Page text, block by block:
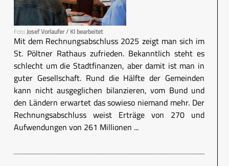
FotoJosef Vorlaufer / KI bearbeitet
Mit dem Rechnungsabschluss 2025 zeigt man sich im
St. Pöltner Rathaus zufrieden. Bekanntlich steht es
schlecht um die Stadtfinanzen, aber damit ist man in
guter Gesellschaft. Rund die Hälfte der Gemeinden
kann nicht ausgeglichen bilanzieren, vom Bund und
den Ländern erwartet das sowieso niemand mehr. Der
Rechnungsabschluss weist Erträge von 270 und
Aufwendungen von 261 Millionen ...